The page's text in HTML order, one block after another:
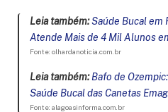
Leia também:Saúde Bucal em
Atende Mais de 4 Mil Alunos
Fonte: olhardanoticia.com.br
Leia também: Bafo de
Saúde Bucal das Canetas
Fonte: alagoasinforma.com.br